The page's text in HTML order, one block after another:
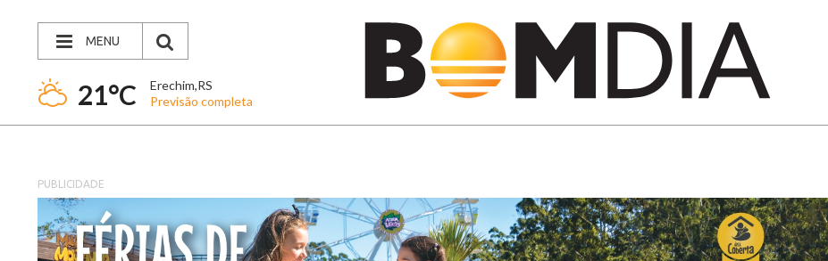
MENU
21°C
Erechim,RS
Previsão completa
PUBLICIDADE